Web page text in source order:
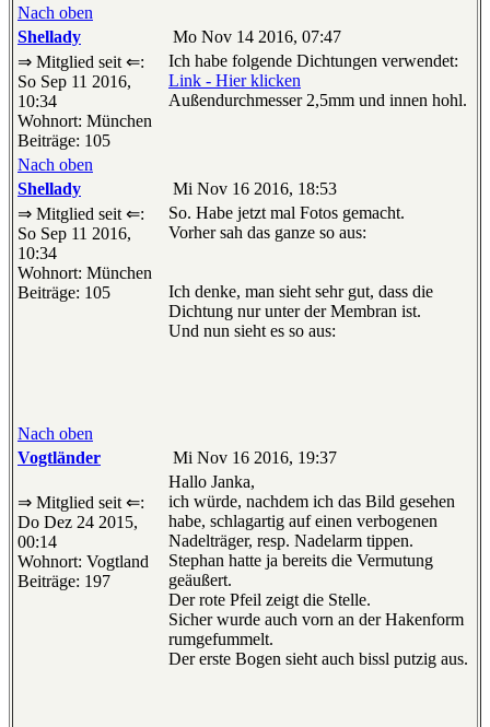
Nach oben
Shellady
Mo Nov 14 2016, 07:47
⇒ Mitglied seit ⇐:
So Sep 11 2016,
10:34
Wohnort: München
Beiträge: 105
Ich habe folgende Dichtungen verwendet:
Link - Hier klicken
Außendurchmesser 2,5mm und innen hohl.
Nach oben
Shellady
Mi Nov 16 2016, 18:53
⇒ Mitglied seit ⇐:
So Sep 11 2016,
10:34
Wohnort: München
Beiträge: 105
So. Habe jetzt mal Fotos gemacht.
Vorher sah das ganze so aus:
Ich denke, man sieht sehr gut, dass die
Dichtung nur unter der Membran ist.
Und nun sieht es so aus:
Nach oben
Vogtländer
Mi Nov 16 2016, 19:37
⇒ Mitglied seit ⇐:
Do Dez 24 2015,
00:14
Wohnort: Vogtland
Beiträge: 197
Hallo Janka,
ich würde, nachdem ich das Bild gesehen
habe, schlagartig auf einen verbogenen
Nadelträger, resp. Nadelarm tippen.
Stephan hatte ja bereits die Vermutung
geäußert.
Der rote Pfeil zeigt die Stelle.
Sicher wurde auch vorn an der Hakenform
rumgefummelt.
Der erste Bogen sieht auch bissl putzig aus.